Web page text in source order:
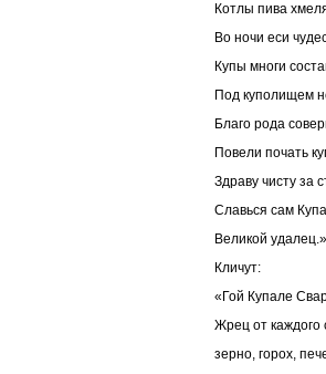
Котлы пива
Во ночи еси
Купы многи
Под куполищем
Благо рода
Повели почать
Здраву чисту за
Славься сам
Великой удалец.»
Кличут:
«Гой Купале
Жрец от каждого
зерно, горох,